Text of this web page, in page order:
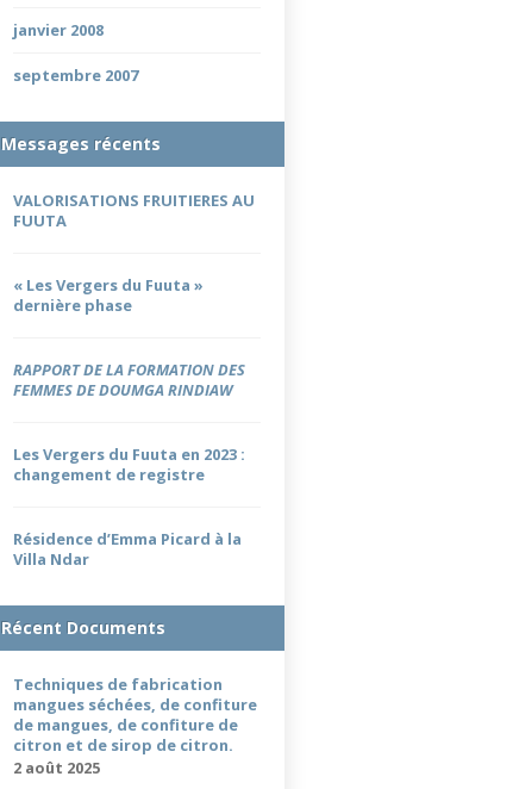
janvier 2008
septembre 2007
Messages récents
VALORISATIONS FRUITIERES AU
FUUTA
« Les Vergers du Fuuta »
dernière phase
RAPPORT DE LA FORMATION DES
FEMMES DE DOUMGA RINDIAW
Les Vergers du Fuuta en 2023 :
changement de registre
Résidence d’Emma Picard à la
Villa Ndar
Récent Documents
Techniques de fabrication
mangues séchées, de confiture
de mangues, de confiture de
citron et de sirop de citron.
2 août 2025